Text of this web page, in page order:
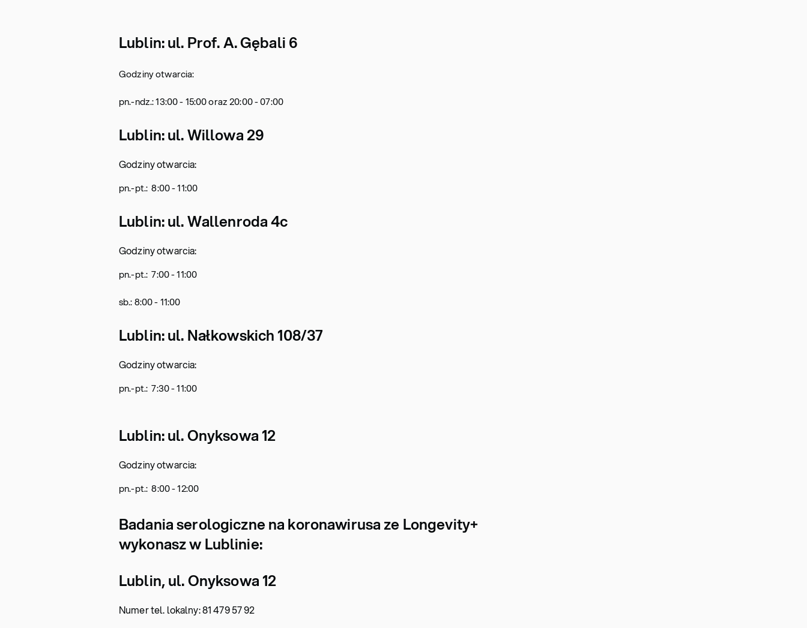
Lublin: ul. Prof. A. Gębali 6
Godziny otwarcia:
pn.-ndz.: 13:00 - 15:00 oraz 20:00 - 07:00
Lublin: ul. Willowa 29
Godziny otwarcia:
pn.-pt.: 8:00 - 11:00
Lublin: ul. Wallenroda 4c
Godziny otwarcia:
pn.-pt.: 7:00 - 11:00
sb.: 8:00 - 11:00
Lublin: ul. Nałkowskich 108/37
Godziny otwarcia:
pn.-pt.: 7:30 - 11:00
Lublin: ul. Onyksowa 12
Godziny otwarcia:
pn.-pt.: 8:00 - 12:00
Badania serologiczne na koronawirusa ze Longevity+
wykonasz w Lublinie:
Lublin, ul. Onyksowa 12
Numer tel. lokalny: 81 479 57 92